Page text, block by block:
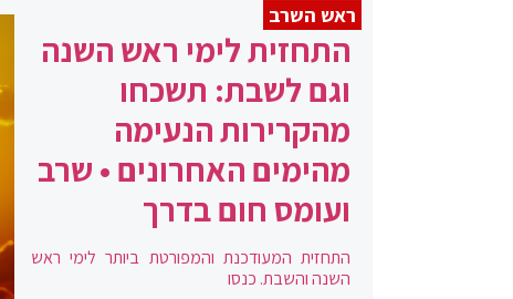
ראש השרב
התחזית לימי ראש השנה
וגם לשבת: תשכחו
מהקרירות הנעימה
מהימים האחרונים • שרב
ועומס חום בדרך
התחזית המעודכנת והמפורטת ביותר לימי ראש
השנה והשבת. כנסו